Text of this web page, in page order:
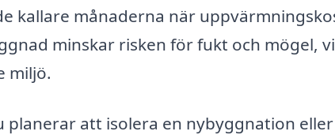
kallare månaderna när
minskar risken för fukt och mögel,
miljö.
planerar att isolera en nybyggnation